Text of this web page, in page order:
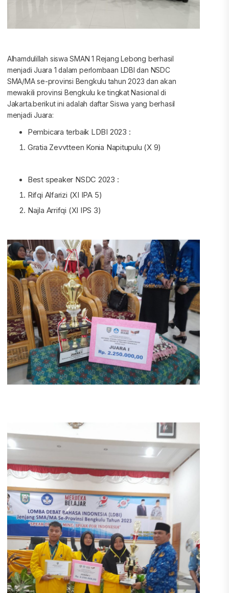
Alhamdulillah siswa SMAN 1 Rejang Lebong berhasil
menjadi Juara 1 dalam perlombaan LDBI dan NSDC
SMA/MA se-provinsi Bengkulu tahun 2023 dan akan
mewakili provinsi Bengkulu ke tingkat Nasional di
Jakarta.berikut ini adalah daftar Siswa yang berhasil
menjadi Juara:
Pembicara terbaik LDBI 2023 :
Gratia Zevvtteen Konia Napitupulu (X 9)
Best speaker NSDC 2023 :
Rifqi Alfarizi (XI IPA 5)
Najla Arrifqi (XI IPS 3)